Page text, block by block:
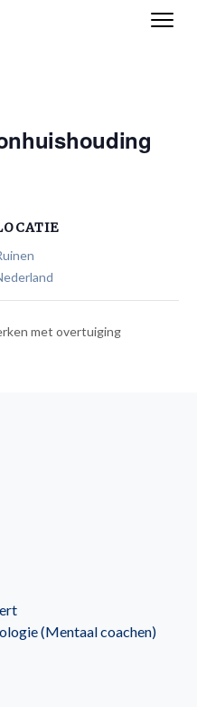
met overtuiging
(Mentaal coachen)